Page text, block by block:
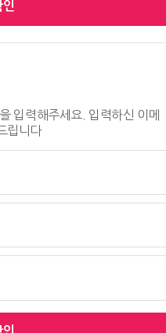
인
입력해주세요. 입력하신 이메
립니다